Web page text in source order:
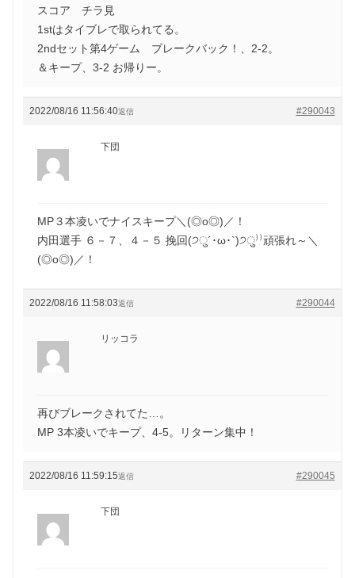
スコア チラ見
1stはタイブレで取られてる。
2ndセット第4ゲーム ブレークバック！、2-2。
＆キープ、3-2 お帰りー。
2022/08/16 11:56:40 #290043
返信
下団
MP３本凌いでナイスキープ＼(◎o◎)／！
内田選手 ６－７、４－５ 挽回(੭ु´･ω･`)੭ु⁾⁾頑張れ～＼
(◎o◎)／！
2022/08/16 11:58:03 #290044
返信
リッコラ
再びブレークされてた…。
MP 3本凌いでキープ、4-5。リターン集中！
2022/08/16 11:59:15 #290045
返信
下団